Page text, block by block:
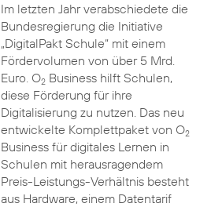
Im letzten Jahr verabschiedete die
Bundesregierung die Initiative
„DigitalPakt Schule“ mit einem
Fördervolumen von über 5 Mrd.
Euro. O2Business hilft Schulen,
diese Förderung für ihre
Digitalisierung zu nutzen. Das neu
entwickelte Komplettpaket von O2
Business für digitales Lernen in
Schulen mit herausragendem
Preis-Leistungs-Verhältnis besteht
aus Hardware, einem Datentarif